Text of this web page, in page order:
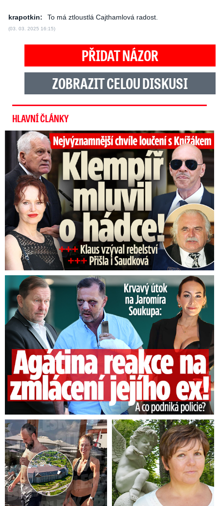
krapotkin: To má ztloustlá Cajthamlová radost.
(03. 03. 2025 16:15)
PŘIDAT NÁZOR
ZOBRAZIT CELOU DISKUSI
HLAVNÍ ČLÁNKY
Top momenty pohřbu Knížáka: Dojatý Klempíř, Pospíšil s Medou
Útok na Jaromíra Soukupa: Reakce Agáty na zmlácení jejího ex